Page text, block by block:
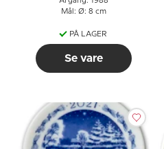
Mål: Ø: 8 cm
PÅ LAGER
Se vare